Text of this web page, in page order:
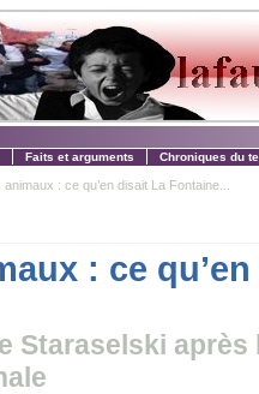
Faits et arguments Chroniques du
: ce qu’en disait La Fontaine...
: ce
Staraselski